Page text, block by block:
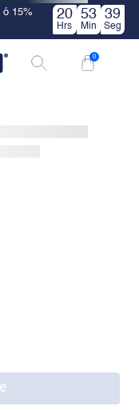
ó 15%
20
Hrs
53
Min
38
Seg
0